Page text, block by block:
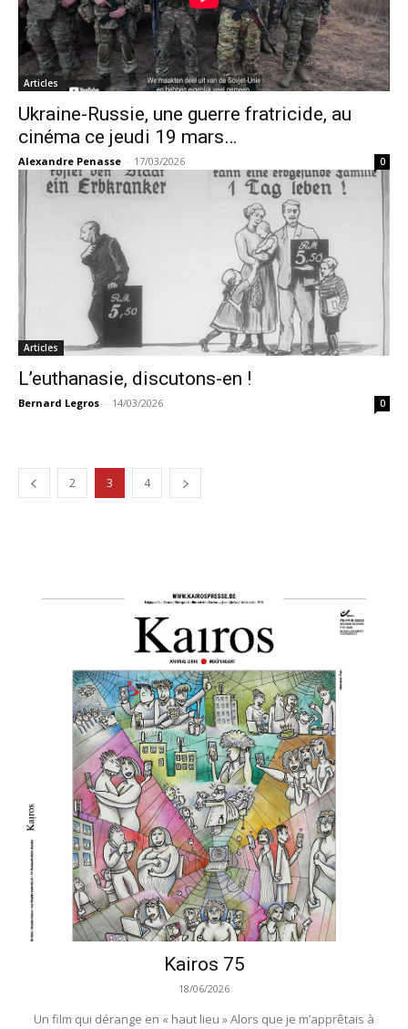
Articles
Ukraine-Russie, une guerre fratricide, au
cinéma ce jeudi 19 mars…
Alexandre Penasse - 17/03/2026 0
Articles
L’euthanasie, discutons-en !
Bernard Legros - 14/03/2026 0
2 3 4
Kairos 75
18/06/2026
Un film qui dérange en « haut lieu » Alors que je m’apprêtais à